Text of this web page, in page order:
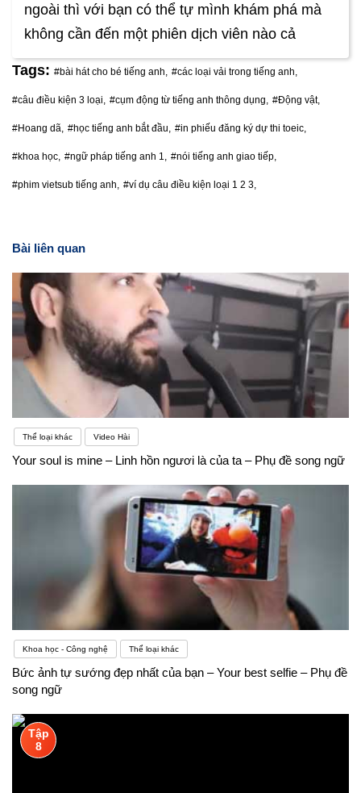
ngoài thì với bạn có thể tự mình khám phá mà
không cần đến một phiên dịch viên nào cả
Tags: #bài hát cho bé tiếng anh, #các loại vải trong tiếng anh,
#câu điều kiện 3 loại, #cụm động từ tiếng anh thông dụng, #Động vật,
#Hoang dã, #học tiếng anh bắt đầu, #in phiếu đăng ký dự thi toeic,
#khoa học, #ngữ pháp tiếng anh 1, #nói tiếng anh giao tiếp,
#phim vietsub tiếng anh, #ví dụ câu điều kiện loại 1 2 3,
Bài liên quan
Thể loại khác Video Hài
Your soul is mine – Linh hồn ngươi là của ta – Phụ đề song ngữ
Khoa học - Công nghệ Thể loại khác
Bức ảnh tự sướng đẹp nhất của bạn – Your best selfie – Phụ đề
song ngữ
Tập
8